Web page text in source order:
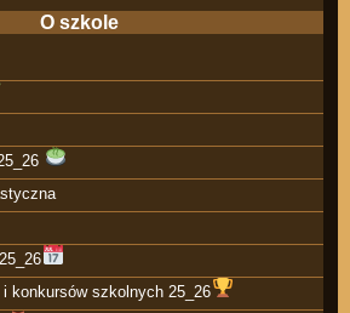
O szkole
konkursów szkolnych 25_26